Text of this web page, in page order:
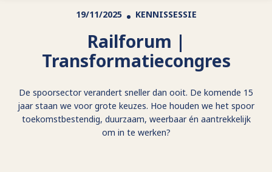
19/11/2025 KENNISSESSIE
Railforum |
Transformatiecongres
De spoorsector verandert sneller dan ooit. De komende 15
jaar staan we voor grote keuzes. Hoe houden we het spoor
toekomstbestendig, duurzaam, weerbaar én aantrekkelijk
om in te werken?